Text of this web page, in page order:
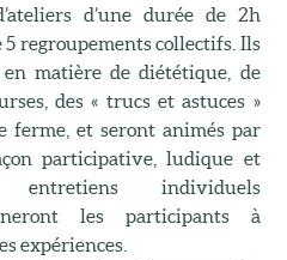
d’une durée de 2h
5 regroupements collectifs. Ils
en matière de diététique, de
des « trucs et astuces »
ferme, et seront animés par
participative, ludique et
entretiens individuels
les participants à
expériences.